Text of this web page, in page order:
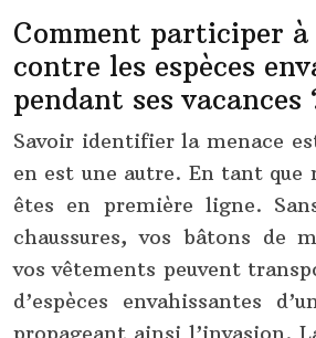
Comment participer
contre les espèces
pendant ses vacances
Savoir identifier la menace
en est une autre. En tant que
êtes en première ligne.
chaussures, vos bâtons de
vos vêtements peuvent
d’espèces envahissantes
propageant ainsi l’invasion.